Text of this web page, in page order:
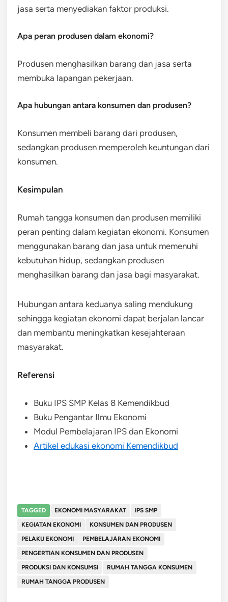
jasa serta menyediakan faktor produksi.
Apa peran produsen dalam ekonomi?
Produsen menghasilkan barang dan jasa serta
membuka lapangan pekerjaan.
Apa hubungan antara konsumen dan produsen?
Konsumen membeli barang dari produsen,
sedangkan produsen memperoleh keuntungan dari
konsumen.
Kesimpulan
Rumah tangga konsumen dan produsen memiliki
peran penting dalam kegiatan ekonomi. Konsumen
menggunakan barang dan jasa untuk memenuhi
kebutuhan hidup, sedangkan produsen
menghasilkan barang dan jasa bagi masyarakat.
Hubungan antara keduanya saling mendukung
sehingga kegiatan ekonomi dapat berjalan lancar
dan membantu meningkatkan kesejahteraan
masyarakat.
Referensi
Buku IPS SMP Kelas 8 Kemendikbud
Buku Pengantar Ilmu Ekonomi
Modul Pembelajaran IPS dan Ekonomi
Artikel edukasi ekonomi Kemendikbud
TAGGED EKONOMI MASYARAKAT
IPS SMP
KEGIATAN EKONOMI
KONSUMEN DAN PRODUSEN
PELAKU EKONOMI
PEMBELAJARAN EKONOMI
PENGERTIAN KONSUMEN DAN PRODUSEN
PRODUKSI DAN KONSUMSI
RUMAH TANGGA KONSUMEN
RUMAH TANGGA PRODUSEN